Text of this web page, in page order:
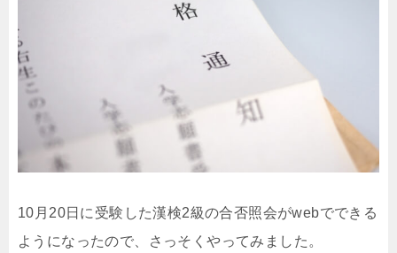
10月20日に受験した漢検2級の合否照会がwebでできる
ようになったので、さっそくやってみました。